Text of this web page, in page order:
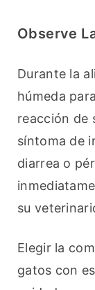
Observe
Durante la
húmeda
reacción de
síntoma de
diarrea o
su
Elegir la
gatos con